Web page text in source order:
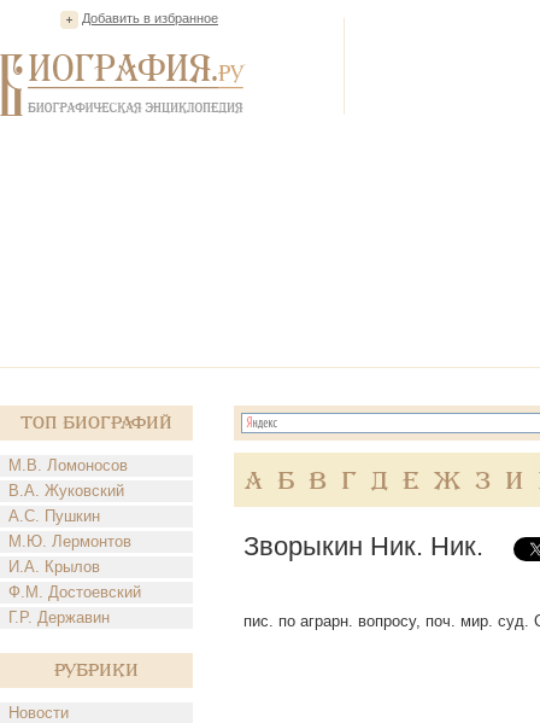
Добавить в избранное
Топ Биографий
М.В. Ломоносов
В.А. Жуковский
А.С. Пушкин
М.Ю. Лермонтов
И.А. Крылов
Ф.М. Достоевский
Г.Р. Державин
Рубрики
Новости
А Б В Г Д Е Ж З И
Зворыкин Ник. Ник.
пис. по аграрн. вопросу, поч. мир. суд.